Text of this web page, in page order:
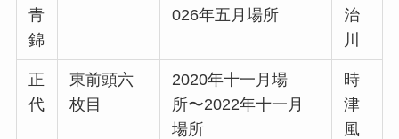
青
錦
026年五月場所
治
川
正
代
東前頭六
枚目
2020年十一月場
所〜2022年十一月
場所
時
津
風